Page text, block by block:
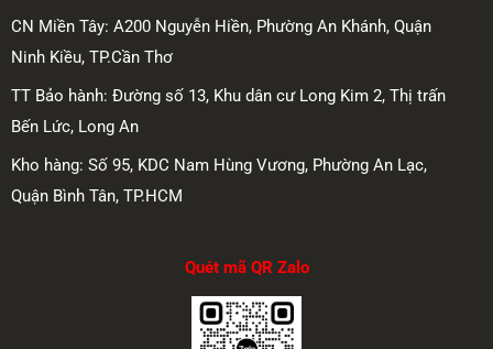
CN Miền Tây: A200 Nguyễn Hiền, Phường An Khánh, Quận
Ninh Kiều, TP.Cần Thơ
TT Bảo hành: Đường số 13, Khu dân cư Long Kim 2, Thị trấn
Bến Lức, Long An
Kho hàng: Số 95, KDC Nam Hùng Vương, Phường An Lạc,
Quận Bình Tân, TP.HCM
Quét mã QR Zalo